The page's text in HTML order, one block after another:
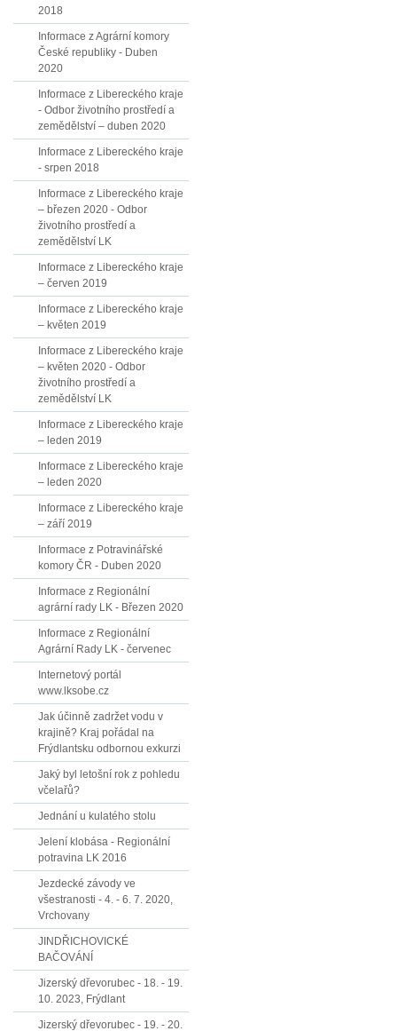
2018
Informace z Agrární komory
České republiky - Duben
2020
Informace z Libereckého kraje
- Odbor životního prostředí a
zemědělství – duben 2020
Informace z Libereckého kraje
- srpen 2018
Informace z Libereckého kraje
– březen 2020 - Odbor
životního prostředí a
zemědělství LK
Informace z Libereckého kraje
– červen 2019
Informace z Libereckého kraje
– květen 2019
Informace z Libereckého kraje
– květen 2020 - Odbor
životního prostředí a
zemědělství LK
Informace z Libereckého kraje
– leden 2019
Informace z Libereckého kraje
– leden 2020
Informace z Libereckého kraje
– září 2019
Informace z Potravinářské
komory ČR - Duben 2020
Informace z Regionální
agrární rady LK - Březen 2020
Informace z Regionální
Agrární Rady LK - červenec
Internetový portál
www.lksobe.cz
Jak účinně zadržet vodu v
krajině? Kraj pořádal na
Frýdlantsku odbornou exkurzi
Jaký byl letošní rok z pohledu
včelařů?
Jednání u kulatého stolu
Jelení klobása - Regionální
potravina LK 2016
Jezdecké závody ve
všestranosti - 4. - 6. 7. 2020,
Vrchovany
JINDŘICHOVICKÉ
BAČOVÁNÍ
Jizerský dřevorubec - 18. - 19.
10. 2023, Frýdlant
Jizerský dřevorubec - 19. - 20.